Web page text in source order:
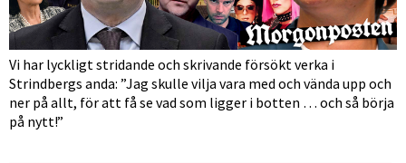
Vi har lyckligt stridande och skrivande försökt verka i
Strindbergs anda: ”Jag skulle vilja vara med och vända upp och
ner på allt, för att få se vad som ligger i botten … och så börja
på nytt!”